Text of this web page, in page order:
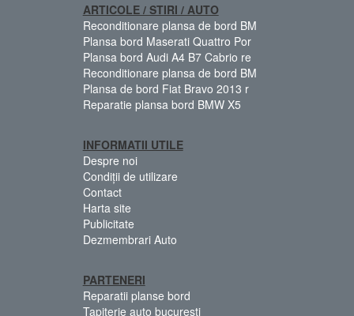
ARTICOLE / STIRI / AUTO
Reconditionare plansa de bord BM
Plansa bord Maserati Quattro Por
Plansa bord Audi A4 B7 Cabrio re
Reconditionare plansa de bord BM
Plansa de bord Fiat Bravo 2013 r
Reparatie plansa bord BMW X5
INFORMATII UTILE
Despre noi
Condiții de utilizare
Contact
Harta site
Publicitate
Dezmembrari Auto
PARTENERI
Reparatii planse bord
Tapiterie auto bucuresti